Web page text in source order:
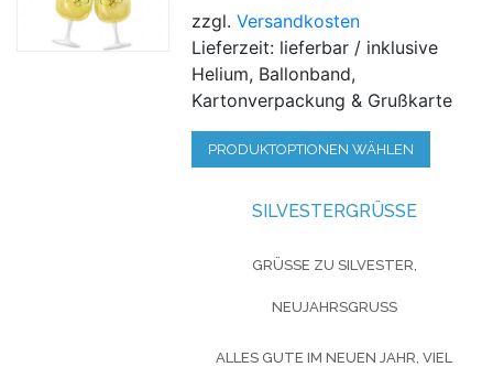
zzgl.Versandkosten
Lieferzeit: lieferbar / inklusive
Helium, Ballonband,
Kartonverpackung & Grußkarte
PRODUKTOPTIONEN WÄHLEN
SILVESTERGRÜSSE
GRÜSSE ZU SILVESTER, N
EUJAHRSGRUSS
ALLES GUTE IM NEUEN JAHR, VIEL